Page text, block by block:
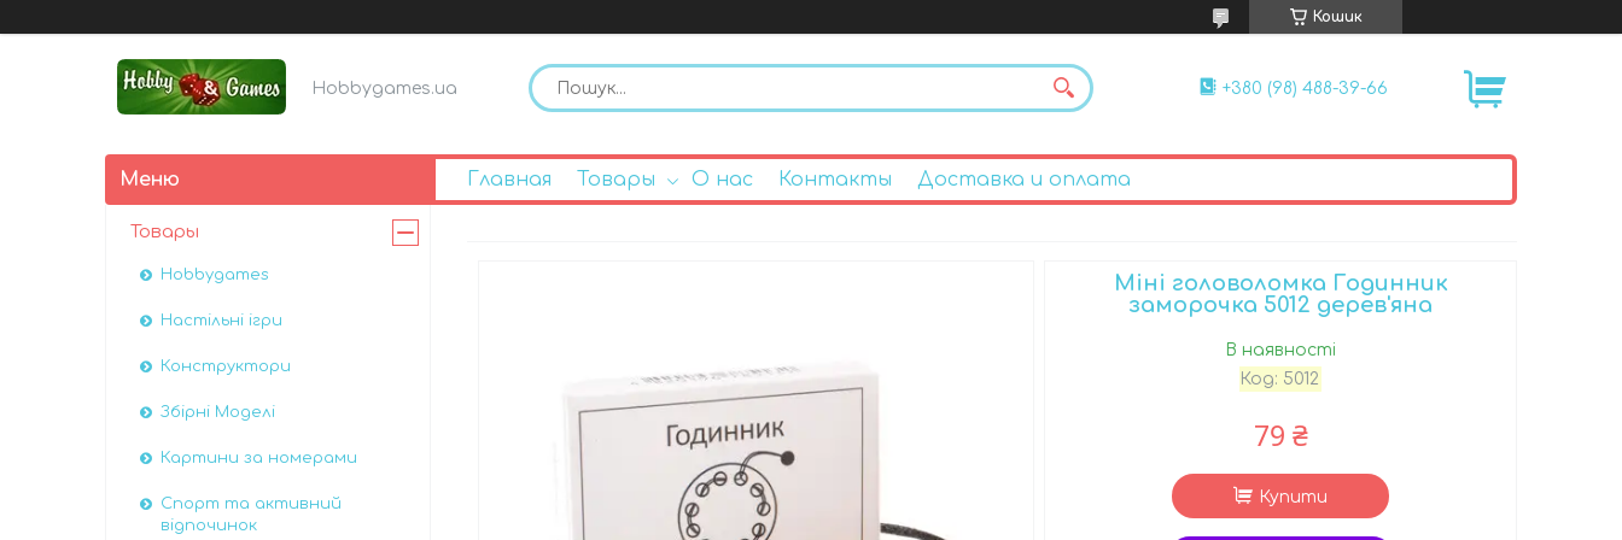
Кошик
Hobbygames.ua +380 (98) 488-39-66
Главная Товары О нас Контакты Доставка и оплата
Міні головоломка Годинник
заморочка 5012 дерев'яна
В наявності
Код: 5012
79 ₴
Купити
Товары
Hobbygames
Настільні ігри
Конструктори
Збірні Моделі
Картини за номерами
Спорт та активний
відпочинок